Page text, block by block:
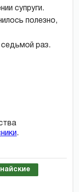
супруги.
полезно,
раз.
.